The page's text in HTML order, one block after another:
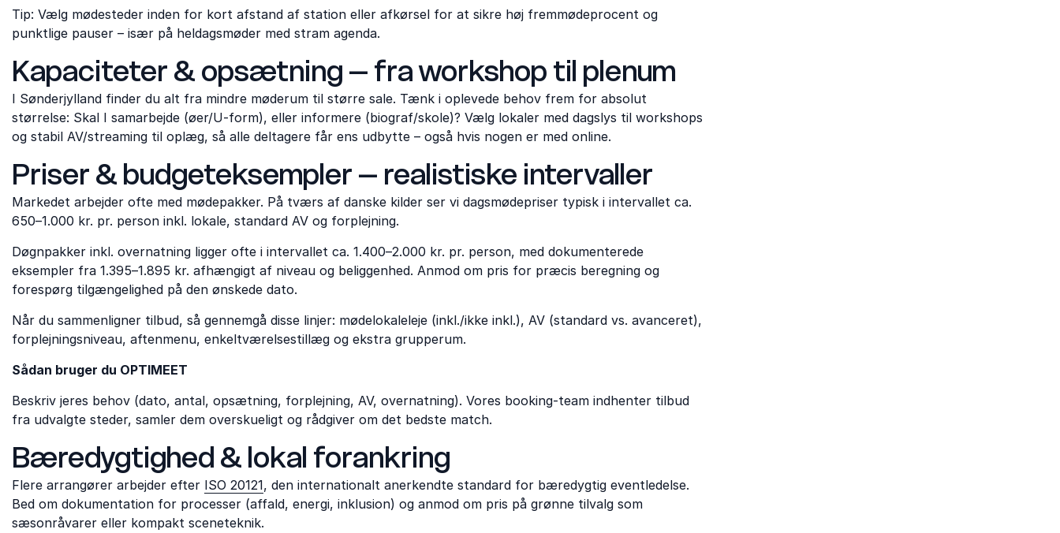
Tip: Vælg mødesteder inden for kort afstand af station eller afkørsel for at sikre høj fremmødeprocent og
punktlige pauser – især på heldagsmøder med stram agenda.
Kapaciteter & opsætning – fra workshop til plenum
I Sønderjylland finder du alt fra mindre møderum til større sale. Tænk i oplevede behov frem for absolut
størrelse: Skal I samarbejde (øer/U-form), eller informere (biograf/skole)? Vælg lokaler med dagslys til workshops
og stabil AV/streaming til oplæg, så alle deltagere får ens udbytte – også hvis nogen er med online.
Priser & budgeteksempler – realistiske intervaller
Markedet arbejder ofte med mødepakker. På tværs af danske kilder ser vi dagsmødepriser typisk i intervallet ca.
650–1.000 kr. pr. person inkl. lokale, standard AV og forplejning.
Døgnpakker inkl. overnatning ligger ofte i intervallet ca. 1.400–2.000 kr. pr. person, med dokumenterede
eksempler fra 1.395–1.895 kr. afhængigt af niveau og beliggenhed. Anmod om pris for præcis beregning og
forespørg tilgængelighed på den ønskede dato.
Når du sammenligner tilbud, så gennemgå disse linjer: mødelokaleleje (inkl./ikke inkl.), AV (standard vs. avanceret),
forplejningsniveau, aftenmenu, enkeltværelsestillæg og ekstra grupperum.
Sådan bruger du OPTIMEET
Beskriv jeres behov (dato, antal, opsætning, forplejning, AV, overnatning). Vores booking-team indhenter tilbud
fra udvalgte steder, samler dem overskueligt og rådgiver om det bedste match.
Bæredygtighed & lokal forankring
Flere arrangører arbejder efter ISO 20121, den internationalt anerkendte standard for bæredygtig eventledelse.
Bed om dokumentation for processer (affald, energi, inklusion) og anmod om pris på grønne tilvalg som
sæsonråvarer eller kompakt sceneteknik.